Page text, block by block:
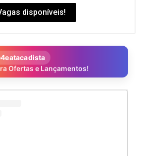
disponíveis!
Ofertas e Lançamentos!